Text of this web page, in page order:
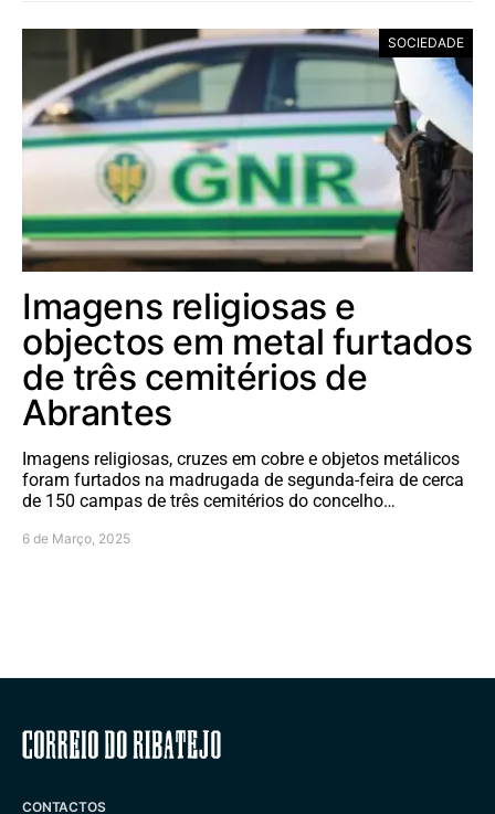
SOCIEDADE
Imagens religiosas e
objectos em metal furtados
de três cemitérios de
Abrantes
Imagens religiosas, cruzes em cobre e objetos metálicos
foram furtados na madrugada de segunda-feira de cerca
de 150 campas de três cemitérios do concelho…
6 de Março, 2025
Correio do Ribatejo
CONTACTOS